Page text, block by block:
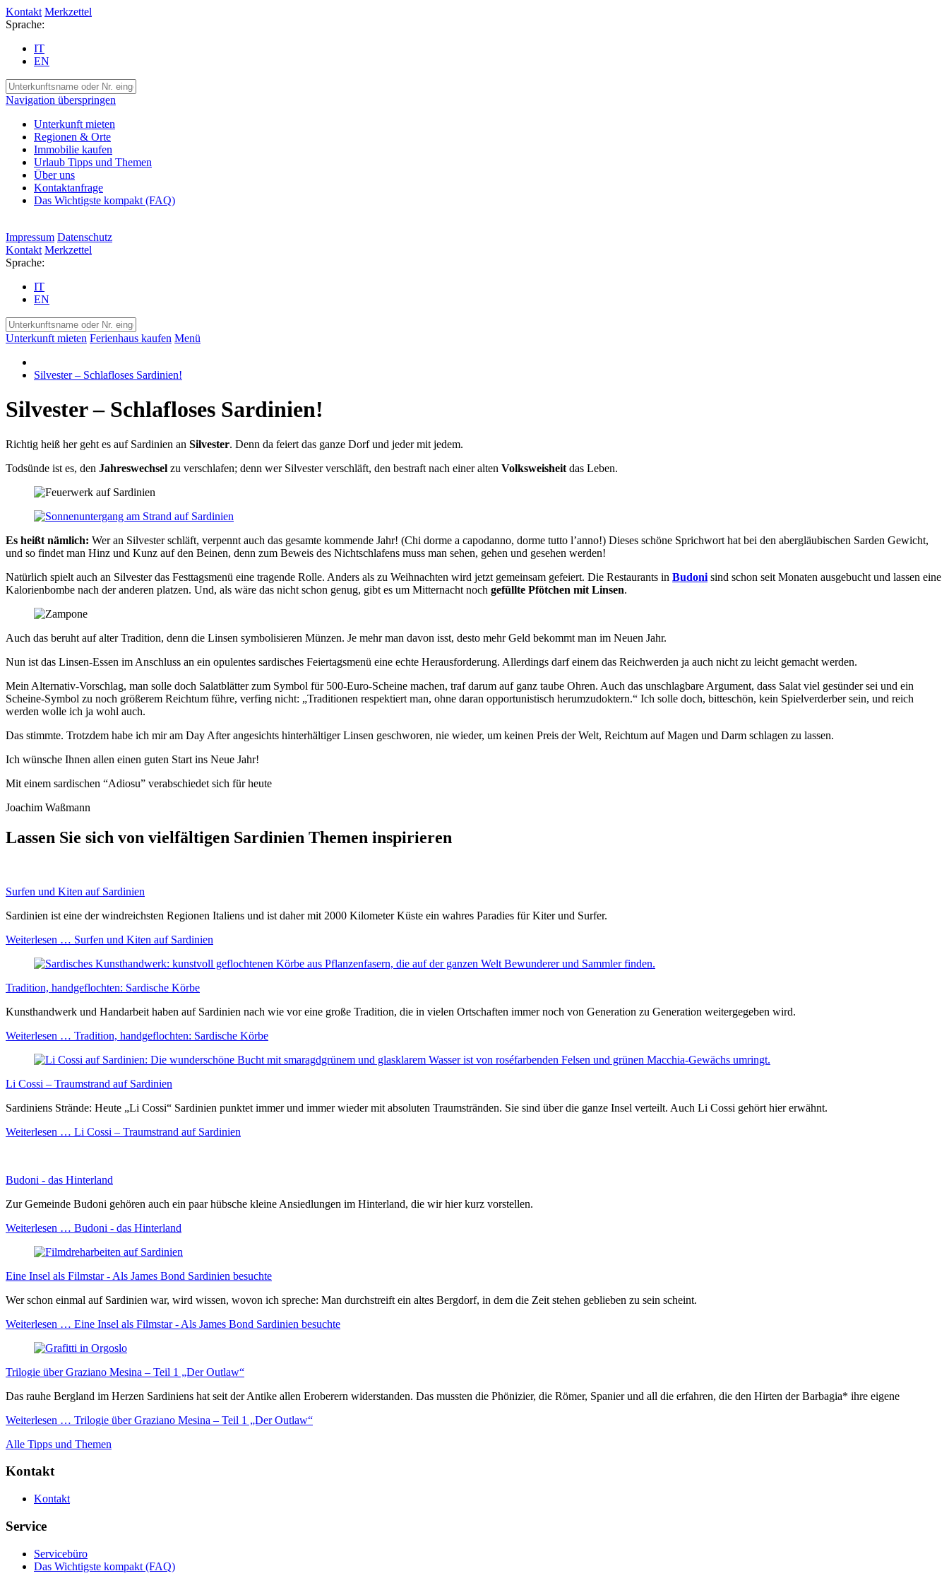
Kontakt Merkzettel
Sprache:
IT
EN
Navigation überspringen
Unterkunft mieten
Regionen & Orte
Immobilie kaufen
Urlaub Tipps und Themen
Über uns
Kontaktanfrage
Das Wichtigste kompakt (FAQ)
Impressum Datenschutz
Kontakt Merkzettel
Sprache:
IT
EN
Unterkunft mieten Ferienhaus kaufen Menü
Silvester – Schlafloses Sardinien!
Silvester – Schlafloses Sardinien!
Richtig heiß her geht es auf Sardinien an Silvester. Denn da feiert das ganze Dorf und jeder mit jedem.
Todsünde ist es, den Jahreswechsel zu verschlafen; denn wer Silvester verschläft, den bestraft nach einer alten Volksweisheit das Leben.
Es heißt nämlich: Wer an Silvester schläft, verpennt auch das gesamte kommende Jahr! (Chi dorme a capodanno, dorme tutto l’anno!) Dieses schöne Sprichwort hat bei den abergläubischen Sarden Gewicht,
und so findet man Hinz und Kunz auf den Beinen, denn zum Beweis des Nichtschlafens muss man sehen, gehen und gesehen werden!
Natürlich spielt auch an Silvester das Festtagsmenü eine tragende Rolle. Anders als zu Weihnachten wird jetzt gemeinsam gefeiert. Die Restaurants in Budoni sind schon seit Monaten ausgebucht und lassen eine
Kalorienbombe nach der anderen platzen. Und, als wäre das nicht schon genug, gibt es um Mitternacht noch gefüllte Pfötchen mit Linsen.
Auch das beruht auf alter Tradition, denn die Linsen symbolisieren Münzen. Je mehr man davon isst, desto mehr Geld bekommt man im Neuen Jahr.
Nun ist das Linsen-Essen im Anschluss an ein opulentes sardisches Feiertagsmenü eine echte Herausforderung. Allerdings darf einem das Reichwerden ja auch nicht zu leicht gemacht werden.
Mein Alternativ-Vorschlag, man solle doch Salatblätter zum Symbol für 500-Euro-Scheine machen, traf darum auf ganz taube Ohren. Auch das unschlagbare Argument, dass Salat viel gesünder sei und ein
Scheine-Symbol zu noch größerem Reichtum führe, verfing nicht: „Traditionen respektiert man, ohne daran opportunistisch herumzudoktern.“ Ich solle doch, bitteschön, kein Spielverderber sein, und reich
werden wolle ich ja wohl auch.
Das stimmte. Trotzdem habe ich mir am Day After angesichts hinterhältiger Linsen geschworen, nie wieder, um keinen Preis der Welt, Reichtum auf Magen und Darm schlagen zu lassen.
Ich wünsche Ihnen allen einen guten Start ins Neue Jahr!
Mit einem sardischen “Adiosu” verabschiedet sich für heute
Joachim Waßmann
Lassen Sie sich von vielfältigen Sardinien Themen inspirieren
Surfen und Kiten auf Sardinien
Sardinien ist eine der windreichsten Regionen Italiens und ist daher mit 2000 Kilometer Küste ein wahres Paradies für Kiter und Surfer.
Weiterlesen … Surfen und Kiten auf Sardinien
Tradition, handgeflochten: Sardische Körbe
Kunsthandwerk und Handarbeit haben auf Sardinien nach wie vor eine große Tradition, die in vielen Ortschaften immer noch von Generation zu Generation weitergegeben wird.
Weiterlesen … Tradition, handgeflochten: Sardische Körbe
Li Cossi – Traumstrand auf Sardinien
Sardiniens Strände: Heute „Li Cossi“ Sardinien punktet immer und immer wieder mit absoluten Traumstränden. Sie sind über die ganze Insel verteilt. Auch Li Cossi gehört hier erwähnt.
Weiterlesen … Li Cossi – Traumstrand auf Sardinien
Budoni - das Hinterland
Zur Gemeinde Budoni gehören auch ein paar hübsche kleine Ansiedlungen im Hinterland, die wir hier kurz vorstellen.
Weiterlesen … Budoni - das Hinterland
Eine Insel als Filmstar - Als James Bond Sardinien besuchte
Wer schon einmal auf Sardinien war, wird wissen, wovon ich spreche: Man durchstreift ein altes Bergdorf, in dem die Zeit stehen geblieben zu sein scheint.
Weiterlesen … Eine Insel als Filmstar - Als James Bond Sardinien besuchte
Trilogie über Graziano Mesina – Teil 1 „Der Outlaw“
Das rauhe Bergland im Herzen Sardiniens hat seit der Antike allen Eroberern widerstanden. Das mussten die Phönizier, die Römer, Spanier und all die erfahren, die den Hirten der Barbagia* ihre eigene
Weiterlesen … Trilogie über Graziano Mesina – Teil 1 „Der Outlaw“
Alle Tipps und Themen
Kontakt
Kontakt
Service
Servicebüro
Das Wichtigste kompakt (FAQ)